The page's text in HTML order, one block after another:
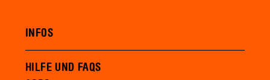
INFOS
HILFE UND FAQS